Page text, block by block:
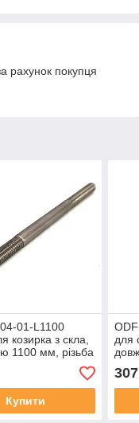
рахунок покупця
01-L1100
козирка з скла,
1100 мм, різьба
Купити
для
307